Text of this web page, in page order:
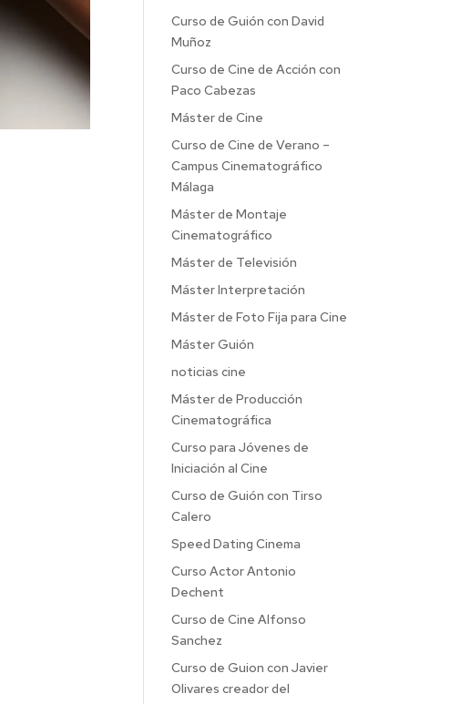
Curso de Guión con David
Muñoz
Curso de Cine de Acción con
Paco Cabezas
Máster de Cine
Curso de Cine de Verano –
Campus Cinematográfico
Málaga
Máster de Montaje
Cinematográfico
Máster de Televisión
Máster Interpretación
Máster de Foto Fija para Cine
Máster Guión
noticias cine
Máster de Producción
Cinematográfica
Curso para Jóvenes de
Iniciación al Cine
Curso de Guión con Tirso
Calero
Speed Dating Cinema
Curso Actor Antonio
Dechent
Curso de Cine Alfonso
Sanchez
Curso de Guion con Javier
Olivares creador del